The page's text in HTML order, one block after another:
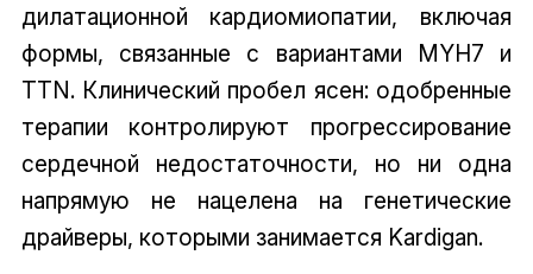
дилатационной кардиомиопатии, включая
формы, связанные с вариантами MYH7 и
TTN. Клинический пробел ясен: одобренные
терапии контролируют прогрессирование
сердечной недостаточности, но ни одна
напрямую не нацелена на генетические
драйверы, которыми занимается Kardigan.